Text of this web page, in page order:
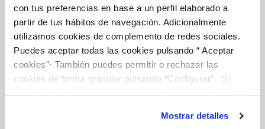
con tus preferencias en base a un perfil elaborado a
partir de tus hábitos de navegación. Adicionalmente
utilizamos cookies de complemento de redes sociales.
Puedes aceptar todas las cookies pulsando “ Aceptar
cookies”· También puedes permitir o rechazar las
cookies de forma granular pulsando “Configurar”. Si
son indispensables para que el sitio web funcione y que
Mostrar detalles
Gestiones Online
FACTURAS, PAGOS Y CONSUMOS
CONTRATOS
MODIFICACIÓN DE DATOS